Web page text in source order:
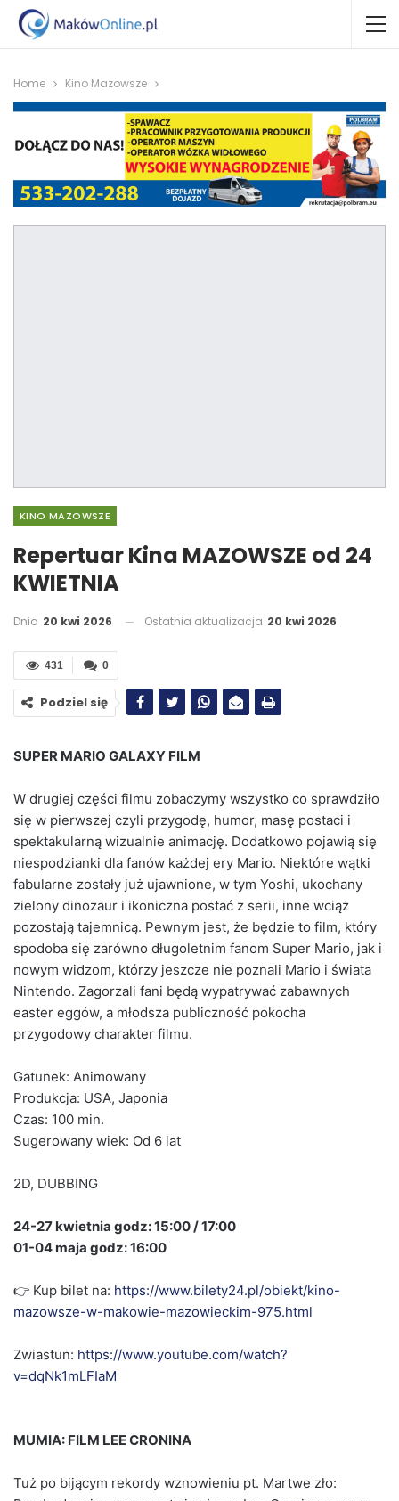
Home Kino Mazowsze
KINO MAZOWSZE
Repertuar Kina MAZOWSZE od 24
KWIETNIA
Dnia 20 kwi 2026 Ostatnia aktualizacja 20 kwi 2026
0
431
Podziel się
SUPER MARIO GALAXY FILM
W drugiej części filmu zobaczymy wszystko co sprawdziło
się w pierwszej czyli przygodę, humor, masę postaci i
spektakularną wizualnie animację. Dodatkowo pojawią się
niespodzianki dla fanów każdej ery Mario. Niektóre wątki
fabularne zostały już ujawnione, w tym Yoshi, ukochany
zielony dinozaur i ikoniczna postać z serii, inne wciąż
pozostają tajemnicą. Pewnym jest, że będzie to film, który
spodoba się zarówno długoletnim fanom Super Mario, jak i
nowym widzom, którzy jeszcze nie poznali Mario i świata
Nintendo. Zagorzali fani będą wypatrywać zabawnych
easter eggów, a młodsza publiczność pokocha
przygodowy charakter filmu.
Gatunek: Animowany
Produkcja: USA, Japonia
Czas: 100 min.
Sugerowany wiek: Od 6 lat
2D, DUBBING
24-27 kwietnia godz: 15:00 / 17:00
01-04 maja godz: 16:00
👉 Kup bilet na: https://www.bilety24.pl/obiekt/kino-
mazowsze-w-makowie-mazowieckim-975.html
Zwiastun: https://www.youtube.com/watch?
v=dqNk1mLFIaM
MUMIA: FILM LEE CRONINA
Tuż po bijącym rekordy wznowieniu pt. Martwe zło: